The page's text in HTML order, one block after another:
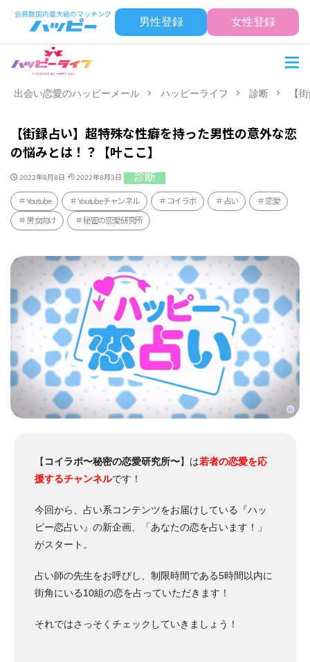
男性登録 女性登録
出会い恋愛のハッピーメール ハッピーライフ 診断 【
【街録占い】超特殊な性癖を持った男性の意外な恋
の悩みとは！？【叶ここ】
2022年8月8日 2022年8月3日 診断
Youtube Youtubeチャンネル コイラボ 占い 恋愛
男女向け 秘密の恋愛研究所
【 コイラボ〜秘密の恋愛研究所〜】は若者の恋愛を応
援するチャンネルです！
今回から、占い系コンテンツをお届けしている『ハッ
ピー恋占い』の新企画、「あなたの恋を占います！」
がスタート。
占い師の先生をお呼びし、制限時間である5時間以内に
街角にいる10組の恋を占っていただきます！
それではさっそくチェックしていきましょう！